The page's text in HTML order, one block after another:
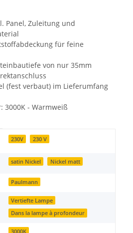
Panel, Zuleitung und
für feine
von nur 35mm
(fest verbaut) im Lieferumfang
3000K - Warmweiß
230V 230 V
satin Nickel Nickel matt
Paulmann
Vertiefte Lampe
Dans la lampe à profondeur
3000K